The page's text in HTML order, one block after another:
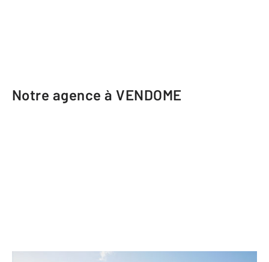
Notre agence à VENDOME